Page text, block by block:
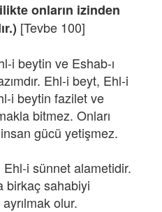
onların izinden
[Tevbe 100]
i beytin ve Eshab-ı
Ehl-i beyt, Ehl-i
i beytin fazilet ve
bitmez. Onları
gücü yetişmez.
Ehl-i sünnet alametidir.
birkaç sahabiyi
olur.